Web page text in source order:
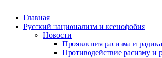
Главная
Русский национализм и ксенофобия
Новости
Проявления расизма и
Противодействие расизму и